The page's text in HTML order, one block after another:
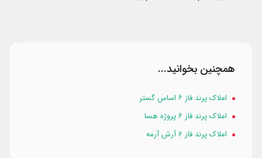
همچنین بخوانید...
املاک پرند فاز ۶ اساس گستر
املاک پرند فاز ۶ پروژه هسا
املاک پرند فاز 6 آرش آرمه